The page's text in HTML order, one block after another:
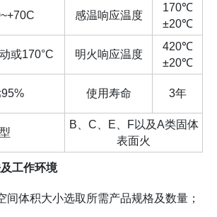
感温响应温度
170℃
±20℃
或170°C 明火响应温度
420℃
±20℃
使用寿命 3年
B、C、E、F以及A类固体
表面火
工作环境
间体积大小选取所需产品规格及数量；